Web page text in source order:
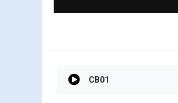
CB01